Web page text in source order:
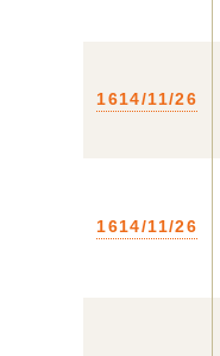
1614/11/26
1614/11/26